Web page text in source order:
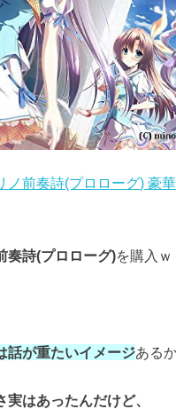
ノ前奏詩(プロローグ) 豪
奏詩(プロローグ)を購入ｗ
話が重たいイメージある
実はあったんだけど、